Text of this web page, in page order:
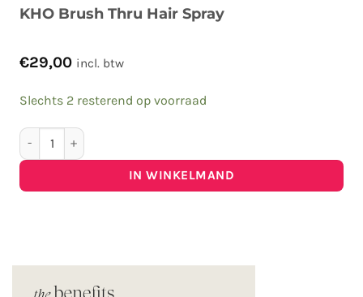
KHO Brush Thru Hair Spray
€29,00 incl. btw
Slechts 2 resterend op voorraad
KHO Brush Thru Hair Spray aantal
IN WINKELMAND